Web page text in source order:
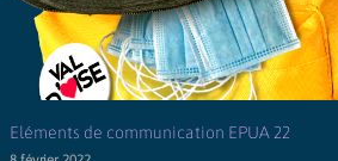
Eléments de communication EPUA 22